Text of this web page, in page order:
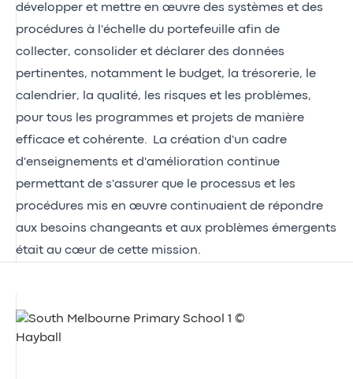
développer et mettre en œuvre des systèmes et des
procédures à l'échelle du portefeuille afin de
collecter, consolider et déclarer des données
pertinentes, notamment le budget, la trésorerie, le
calendrier, la qualité, les risques et les problèmes,
pour tous les programmes et projets de manière
efficace et cohérente. La création d'un cadre
d'enseignements et d'amélioration continue
permettant de s'assurer que le processus et les
procédures mis en œuvre continuaient de répondre
aux besoins changeants et aux problèmes émergents
était au cœur de cette mission.